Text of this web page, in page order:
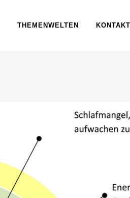
THEMENWELTEN KONTAKT